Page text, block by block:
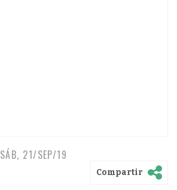
SÁB, 21/SEP/19
Compartir